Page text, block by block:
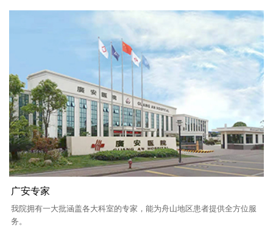
广安专家
我院拥有一大批涵盖各大科室的专家，能为舟山地区患者提供全方位服
务。